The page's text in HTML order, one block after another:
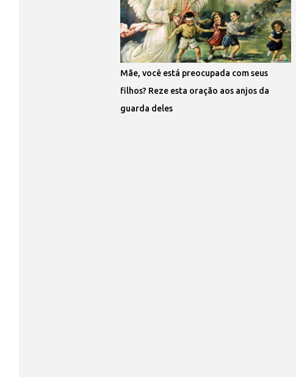
Mãe, você está preocupada com seus
filhos? Reze esta oração aos anjos da
guarda deles